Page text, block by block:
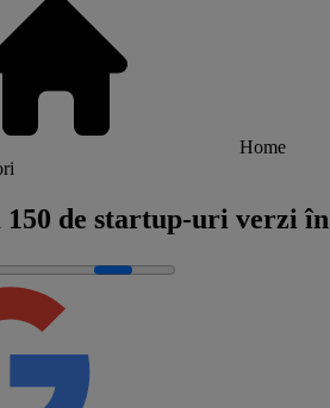
Home
de startup-uri verzi